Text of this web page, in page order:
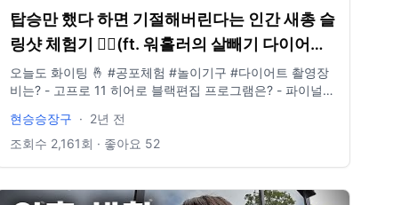
탑승만 했다 하면 기절해버린다는 인간 새총 슬
링샷 체험기 😵‍💫(ft. 워홀러의 살빼기 다이어트
프로젝트) / 호주 워홀러로 살아남기 18
오늘도 화이팅 🤞 #공포체험 #놀이기구 #다이어트 촬영장
비는? - 고프로 11 히어로 블랙편집 프로그램은? - 파이널컷
idclrlrlcks@naver.com
현승승장구 · 2년 전
조회수 2,161회 · 좋아요 52